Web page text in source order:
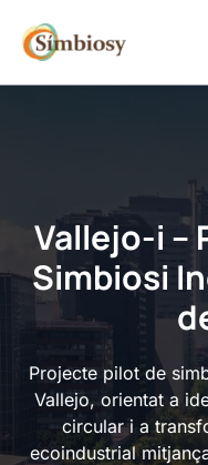
contingut
Vallejo-i –
Simbiosi
Projecte pilot de
Vallejo, orientat a
circular i a
ecoindustrial